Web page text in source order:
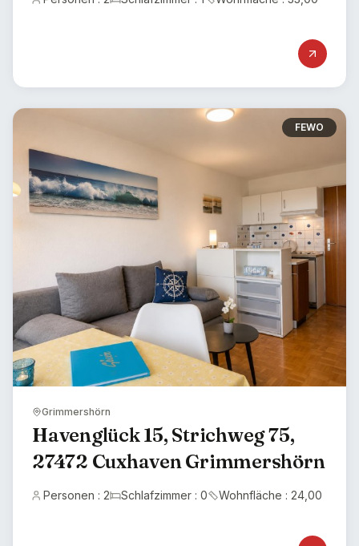
FEWO
Grimmershörn
Havenglück 15, Strichweg 75,
27472 Cuxhaven Grimmershörn
Personen : 2 Schlafzimmer : 0 Wohnfläche : 24,00